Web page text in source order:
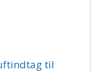
til